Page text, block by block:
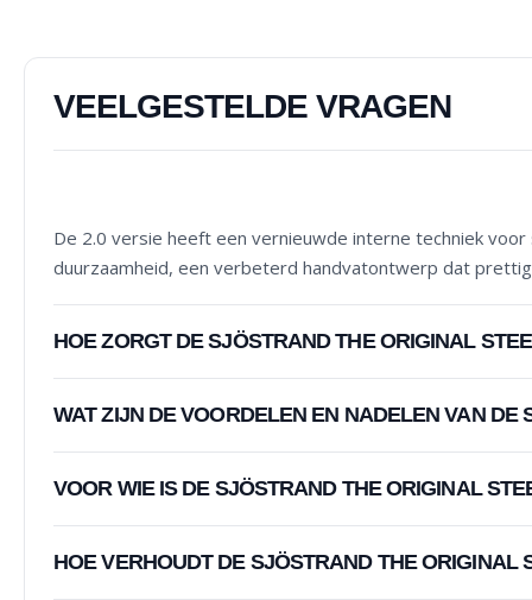
VEELGESTELDE VRAGEN
De 2.0 versie heeft een vernieuwde interne techniek
duurzaamheid, een verbeterd handvatontwerp dat
HOE ZORGT DE SJÖSTRAND THE ORIGINAL
WAT ZIJN DE VOORDELEN EN NADELEN VAN DE
VOOR WIE IS DE SJÖSTRAND THE ORIGINAL
HOE VERHOUDT DE SJÖSTRAND THE